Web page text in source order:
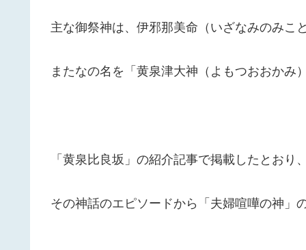
主な御祭神は、伊邪那美命（いざなみのみこ
またなの名を「黄泉津大神（よもつおおかみ
「黄泉比良坂」の紹介記事で掲載したとお
その神話のエピソードから「夫婦喧嘩の神」